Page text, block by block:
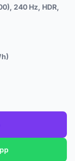
240 Hz, HDR,